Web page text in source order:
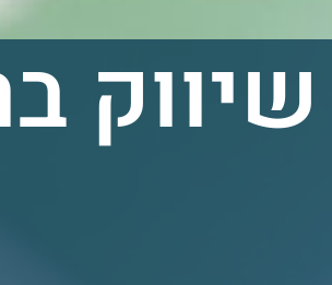
שיווק